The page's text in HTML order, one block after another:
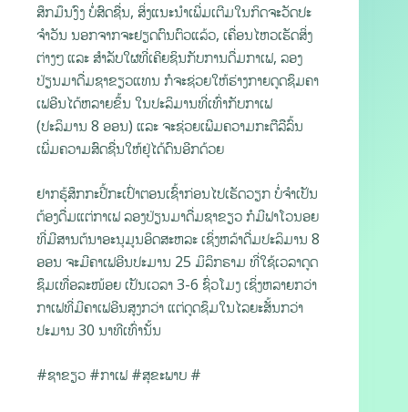
ສຶກມຶນງົງ ບໍ່ສົດຊື່ນ, ສິ່ງແນະນໍາເພີ່ມເຕີມໃນກິດຈະວັດປະ
ຈໍາວັນ ນອກຈາກຈະຢຽດຕົນຕົວແລ້ວ, ເຄື່ອນໄຫວເຮັດສິ່ງ
ຕ່າງໆ ແລະ ສໍາລັບໃຜທີ່ເຄີຍຊິນກັບການດື່ມກາເຟ, ລອງ
ປ່ຽນມາດື່ມຊາຂຽວແທນ ກໍຈະຊ່ວຍໃຫ້ຮ່າງກາຍດູດຊຶມຄາ
ເຟອີນໄດ້ຫລາຍຂຶ້ນ ໃນປະລິມານທີ່ເທົ່າກັບກາເຟ
(ປະລິມານ 8 ອອນ) ແລະ ຈະຊ່ວຍເພີມຄວາມກະຕືລືລົ້ນ
ເພີ່ມຄວາມສົດຊື່ນໃຫ້ຢູ່ໄດ້ດົນອີກດ້ວຍ
ຢາກຮູ້ສຶກກະປີ້ກະເປົ່າຕອນເຊົ້າກ່ອນໄປເຮັດວຽກ ບໍ່ຈໍາເປັນ
ຕ້ອງດື່ມແຕ່ກາເຟ ລອງປ່ຽນມາດື່ມຊາຂຽວ ກໍມີຟາໂວນອຍ
ທີ່ມີສານຕ້ນາອະນຸມູນອິດສະຫລະ ເຊິ່ງຫລ້າດື່ມປະລິມານ 8
ອອນ ຈະມີຄາເຟອີນປະມານ 25 ມິລິກຣາມ ທີ່ໃຊ້ເວລາດູດ
ຊຶມເທື່ອລະໜ້ອຍ ເປັນເວລາ 3-6 ຊົ່ວໂມງ ເຊິ່ງຫລາຍກວ່າ
ກາເຟທີ່ມີຄາເຟອີນສູງກວ່າ ແຕ່ດູດຊຶມໃນໄລຍະສັ້ນກວ່າ
ປະມານ 30 ນາທີເທົ່ານັ້ນ
#ຊາຂຽວ #ກາເຟ #ສຸຂະພາບ #